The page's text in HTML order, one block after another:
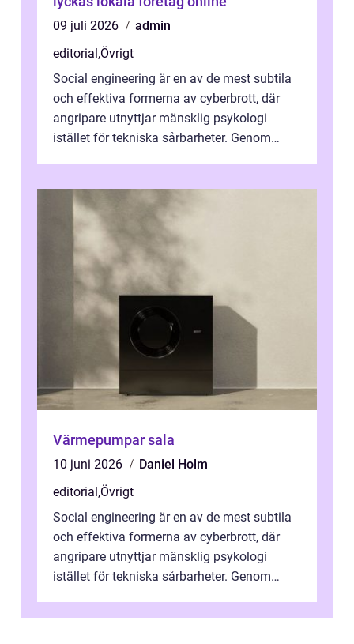
09 juli 2026
admin
editorial,Övrigt
Social engineering är en av de mest subtila
och effektiva formerna av cyberbrott, där
angripare utnyttjar mänsklig psykologi
istället för tekniska sårbarheter. Genom
Värmepumpar sala
10 juni 2026
Daniel Holm
editorial,Övrigt
Social engineering är en av de mest subtila
och effektiva formerna av cyberbrott, där
angripare utnyttjar mänsklig psykologi
istället för tekniska sårbarheter. Genom